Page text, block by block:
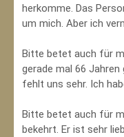
herkomme. Das
um mich. Aber ich
Bitte betet auch für
gerade mal 66
fehlt uns sehr. Ich
Bitte betet auch für
bekehrt. Er ist sehr